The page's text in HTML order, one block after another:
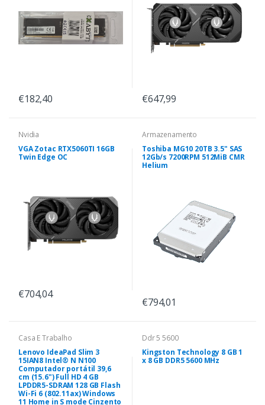
€182,40 €647,99
Nvidia
VGA Zotac RTX5060TI 16GB
Twin Edge OC
€704,04
Armazenamento
Toshiba MG10 20TB 3.5" SAS
12Gb/s 7200RPM 512MiB CMR
Helium
€794,01
Casa E Trabalho
Lenovo IdeaPad Slim 3
15IAN8 Intel® N N100
Computador portátil 39,6
cm (15.6") Full HD 4 GB
LPDDR5-SDRAM 128 GB Flash
Wi-Fi 6 (802.11ax) Windows
11 Home in S mode Cinzento
Ddr 5 5600
Kingston Technology 8 GB 1
x 8 GB DDR5 5600 MHz